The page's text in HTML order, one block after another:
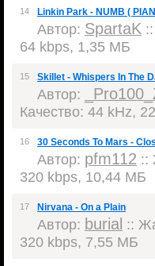
14 Linkin Park - NUMB (
Автор: SpartaK
64 kbps, 1,35 МБ
15 Skillet - Whispers In The
Автор:
Качество: 44 kHz,
16 30 Seconds To Mars -
Автор: pfm112 ::
320 kbps, 10,44 МБ
17 Nirvana - On a Plain
Автор: burial ::
320 kbps, 7,55 МБ